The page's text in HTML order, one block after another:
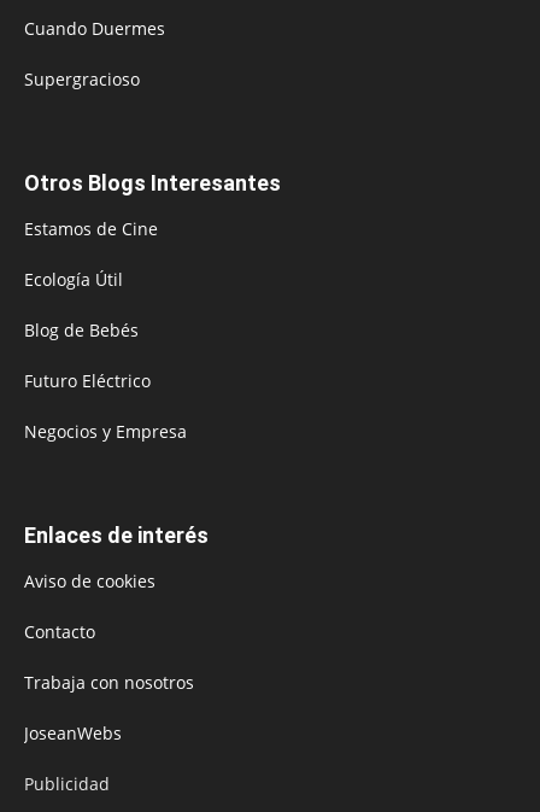
Cuando Duermes
Supergracioso
Otros Blogs Interesantes
Estamos de Cine
Ecología Útil
Blog de Bebés
Futuro Eléctrico
Negocios y Empresa
Enlaces de interés
Aviso de cookies
Contacto
Trabaja con nosotros
JoseanWebs
Publicidad